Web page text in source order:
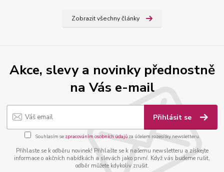
Zobrazit všechny články
Akce, slevy a novinky přednostně
na Vás e-mail
Přihlásit se
Souhlasím se zpracováním osobních údajůza účelem rozesílky newsletteru.
Přihlaste se k odběru novinek! Přihlašte se k našemu newsletteru a získejte
informace o akčních nabídkách a slevách jako první. Když vás budeme rušit,
odběr můžete kdykoliv zrušit.